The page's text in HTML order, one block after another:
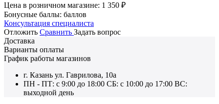
Цена в розничном магазине: 1 350 ₽
Бонусные баллы: баллов
Консультация специалиста
Отложить Сравнить Задать вопрос
Доставка
Варианты оплаты
График работы магазинов
г. Казань ул. Гаврилова, 10а
ПН - ПТ: с 9:00 до 18:00 СБ: с 10:00 до 17:00 ВС:
выходной день